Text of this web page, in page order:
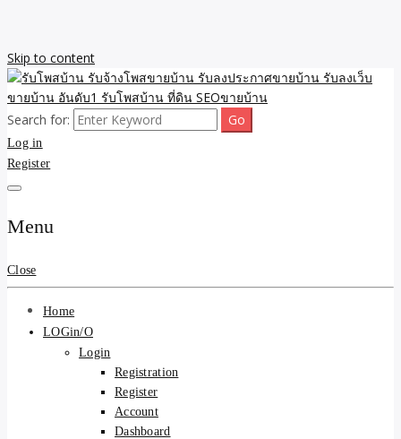
Skip to content
รับโพสบ้าน รับจ้างโพสขาย
บ้าน รับลงประกาศขายบ้าน
รับลงเว็บขายบ้าน อันดับ1
รับโพสบ้าน ที่ดิน SEOขาย
บ้าน
รับจ้างโพสขายบ้าน รับลงเว็บขายบ้าน รับโพสบ้าน รับลงประกาศขาย
บ้าน โพสบ้าน ขายที่ดิน SEO อสังหา ราคาถูก รับลงขายบ้าน
Search for:
Log in
Register
Menu
Close
Home
LOGin/O
Login
Registration
Register
Account
Dashboard